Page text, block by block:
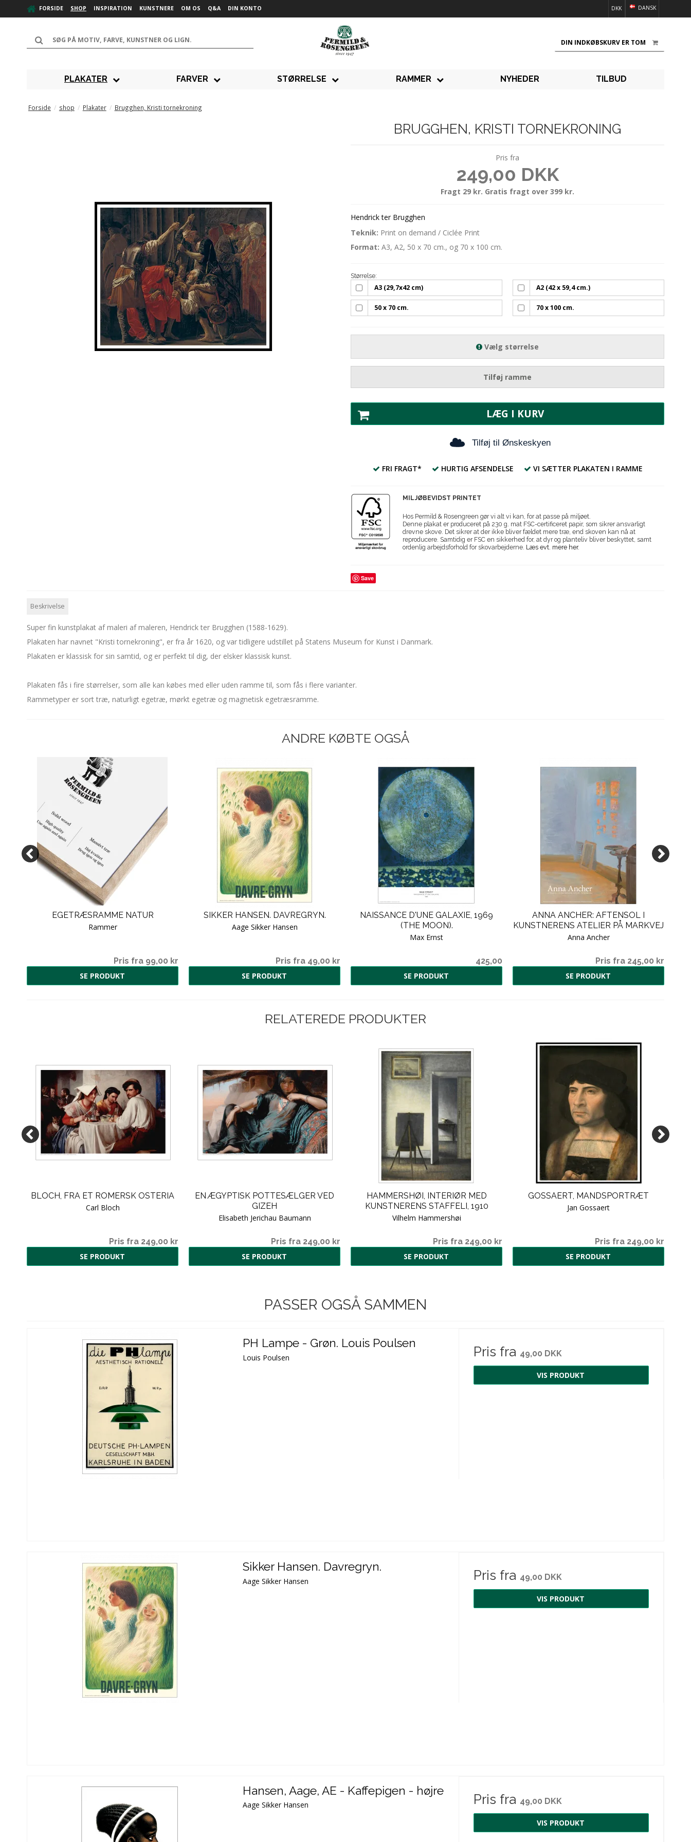
FORSIDE SHOP INSPIRATION KUNSTNERE OM OS Q&A DIN KONTO DANSK
DKK
DIN INDKØBSKURV ER TOM
PLAKATER FARVER STØRRELSE RAMMER NYHEDER TILBUD
Forside / shop / Plakater / Brugghen, Kristi tornekroning
BRUGGHEN, KRISTI TORNEKRONING
Pris fra
249,00 DKK
Fragt 29 kr. Gratis fragt over 399 kr.
Hendrick ter Brugghen
Teknik: Print on demand / Ciclée Print
Format: A3, A2, 50 x 70 cm., og 70 x 100 cm.
Størrelse:
A3 (29,7x42 cm) A2 (42 x 59,4 cm.)
50 x 70 cm. 70 x 100 cm.
Vælg størrelse
Tilføj ramme
LÆG I KURV
Tilføj til Ønskeskyen
FRI FRAGT* HURTIG AFSENDELSE VI SÆTTER PLAKATEN I RAMME
MILJØBEVIDST PRINTET
Hos Permild & Rosengreen gør vi alt vi kan, for at passe på miljøet.
Denne plakat er produceret på 230 g. mat FSC-certificeret papir, som sikrer ansvarligt
drevne skove. Det sikrer at der ikke bliver fældet mere træ, end skoven kan nå at
reproducere. Samtidig er FSC en sikkerhed for, at dyr og planteliv bliver beskyttet, samt
ordenlig arbejdsforhold for skovarbejderne. Læs evt. mere her.
Save
Beskrivelse
Super fin kunstplakat af maleri af maleren, Hendrick ter Brugghen (1588-1629).
Plakaten har navnet "Kristi tornekroning", er fra år 1620, og var tidligere udstillet på Statens Museum for Kunst i Danmark.
Plakaten er klassisk for sin samtid, og er perfekt til dig, der elsker klassisk kunst.
Plakaten fås i fire størrelser, som alle kan købes med eller uden ramme til, som fås i flere varianter.
Rammetyper er sort træ, naturligt egetræ, mørkt egetræ og magnetisk egetræsramme.
ANDRE KØBTE OGSÅ
EGETRÆSRAMME NATUR
Rammer
Pris fra 99,00 kr
SE PRODUKT
SIKKER HANSEN. DAVREGRYN.
Aage Sikker Hansen
Pris fra 49,00 kr
SE PRODUKT
NAISSANCE D'UNE GALAXIE, 1969
(THE MOON).
Max Ernst
425,00
SE PRODUKT
ANNA ANCHER: AFTENSOL I
KUNSTNERENS ATELIER PÅ MARKVEJ
Anna Ancher
Pris fra 245,00 kr
SE PRODUKT
RELATEREDE PRODUKTER
BLOCH, FRA ET ROMERSK OSTERIA
Carl Bloch
Pris fra 249,00 kr
SE PRODUKT
EN ÆGYPTISK POTTESÆLGER VED
GIZEH
Elisabeth Jerichau Baumann
Pris fra 249,00 kr
SE PRODUKT
HAMMERSHØI, INTERIØR MED
KUNSTNERENS STAFFELI, 1910
Vilhelm Hammershøi
Pris fra 249,00 kr
SE PRODUKT
GOSSAERT, MANDSPORTRÆT
Jan Gossaert
Pris fra 249,00 kr
SE PRODUKT
PASSER OGSÅ SAMMEN
PH Lampe - Grøn. Louis Poulsen
Louis Poulsen Pris fra 49,00 DKK
VIS PRODUKT
Sikker Hansen. Davregryn.
Aage Sikker Hansen Pris fra 49,00 DKK
VIS PRODUKT
Hansen, Aage, AE - Kaffepigen - højre
Aage Sikker Hansen Pris fra 49,00 DKK
VIS PRODUKT